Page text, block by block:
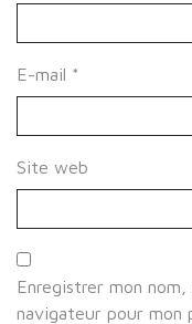
E-mail *
Site web
Enregistrer mon
navigateur pour mon